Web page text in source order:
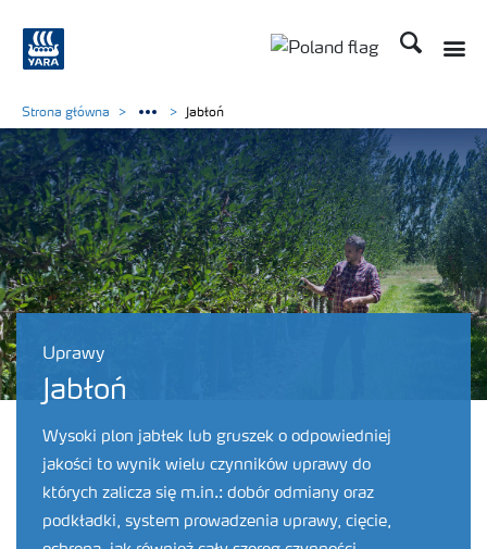
Szukaj
Uprawy
Jabłoń
Wysoki plon jabłek lub gruszek o odpowiedniej
jakości to wynik wielu czynników uprawy do
których zalicza się m.in.: dobór odmiany oraz
podkładki, system prowadzenia uprawy, cięcie,
Strona główna Jabłoń